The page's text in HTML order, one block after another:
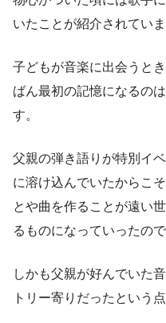
いたことが紹介されていま
子どもが音楽に出会うと
ばん最初の記憶になるの
す。
父親の弾き語りが特別イ
に溶け込んでいたからこ
とや曲を作ることが遠い
るものになっていったの
しかも父親が好んでいた
トリー寄りだったという